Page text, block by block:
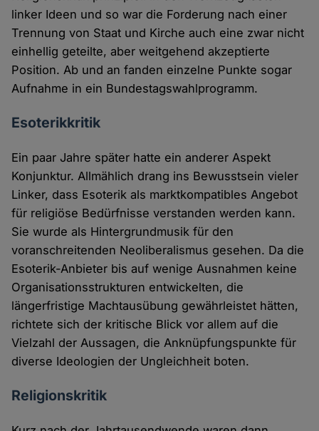
linker Ideen und so war die Forderung nach einer
Trennung von Staat und Kirche auch eine zwar nicht
einhellig geteilte, aber weitgehend akzeptierte
Position. Ab und an fanden einzelne Punkte sogar
Aufnahme in ein Bundestagswahlprogramm.
Esoterikkritik
Ein paar Jahre später hatte ein anderer Aspekt
Konjunktur. Allmählich drang ins Bewusstsein vieler
Linker, dass Esoterik als marktkompatibles Angebot
für religiöse Bedürfnisse verstanden werden kann.
Sie wurde als Hintergrundmusik für den
voranschreitenden Neoliberalismus gesehen. Da die
Esoterik-Anbieter bis auf wenige Ausnahmen keine
Organisationsstrukturen entwickelten, die
längerfristige Machtausübung gewährleistet hätten,
richtete sich der kritische Blick vor allem auf die
Vielzahl der Aussagen, die Anknüpfungspunkte für
diverse Ideologien der Ungleichheit boten.
Religionskritik